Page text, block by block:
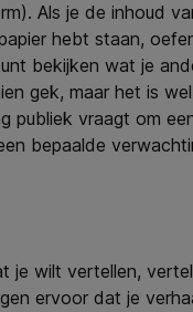
Als je de inhoud
hebt staan,
bekijken wat je
gek, maar het is
vraagt om
bepaalde
je wilt vertellen,
ervoor dat je